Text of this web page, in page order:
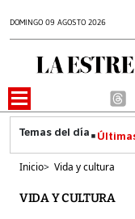
DOMINGO 09 AGOSTO 2026
Inicio> Vida y cultura
VIDA Y CULTURA